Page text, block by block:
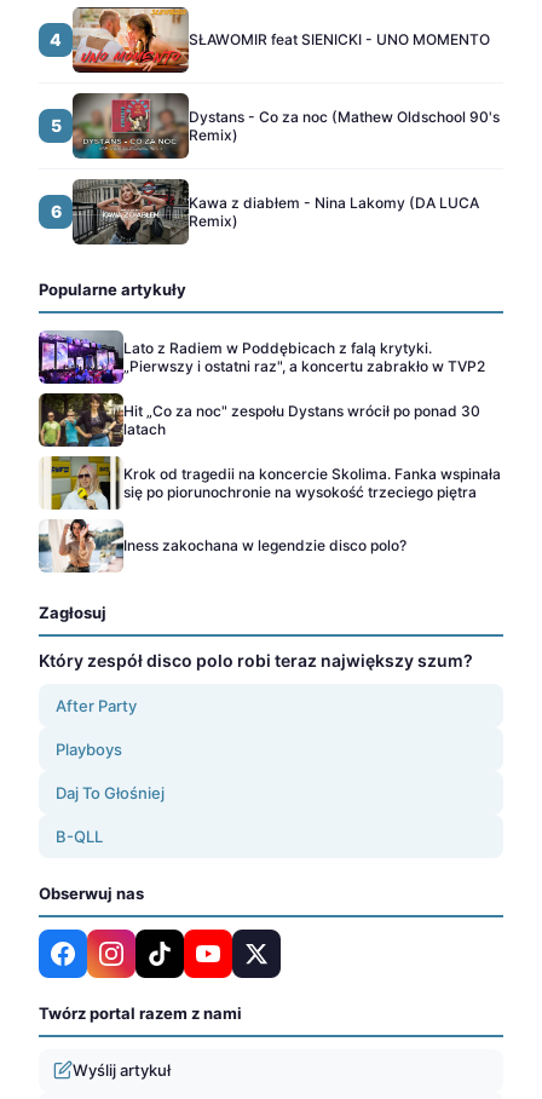
4 SŁAWOMIR feat SIENICKI - UNO MOMENTO
5
Dystans - Co za noc (Mathew Oldschool 90's
Remix)
6
Kawa z diabłem - Nina Lakomy (DA LUCA
Remix)
Popularne artykuły
Lato z Radiem w Poddębicach z falą krytyki.
„Pierwszy i ostatni raz", a koncertu zabrakło w TVP2
Hit „Co za noc" zespołu Dystans wrócił po ponad 30
latach
Krok od tragedii na koncercie Skolima. Fanka wspinała
się po piorunochronie na wysokość trzeciego piętra
Iness zakochana w legendzie disco polo?
Zagłosuj
Który zespół disco polo robi teraz największy szum?
After Party
Playboys
Daj To Głośniej
B-QLL
Obserwuj nas
Twórz portal razem z nami
Wyślij artykuł